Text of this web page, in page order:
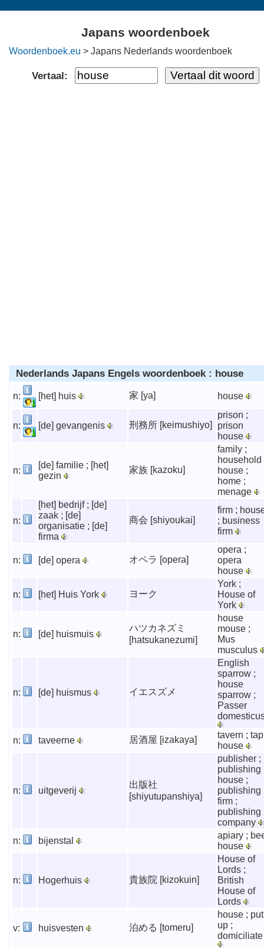
Japans woordenboek
Woordenboek.eu > Japans Nederlands woordenboek
Vertaal:
Nederlands Japans Engels woordenboek : house
n: [het] huis 家 [ya] house
n: [de] gevangenis 刑務所 [keimushiyo]
prison ;
prison
house
n:
[de] familie ; [het]
gezin
家族 [kazoku]
family ;
household
house ;
home ;
menage
n:
[het] bedrijf ; [de]
zaak ; [de]
organisatie ; [de]
firma
商会 [shiyoukai]
firm ;
; business
firm
n: [de] opera オペラ [opera]
opera ;
opera
house
n: [het] Huis York ヨーク
York ;
House of
York
n: [de] huismuis
ハツカネズミ
[hatsukanezumi]
house
mouse ;
Mus
musculus
n: [de] huismus イエスズメ
English
sparrow ;
house
sparrow ;
Passer
n: taveerne 居酒屋 [izakaya]
tavern ; tap
house
n: uitgeverij
出版社
[shiyutupanshiya]
publisher ;
publishing
house ;
publishing
firm ;
publishing
company
n:
bijenstal
apiary ;
house
n: Hogerhuis 貴族院 [kizokuin]
House of
Lords ;
British
House of
Lords
v: huisvesten 泊める [tomeru]
house ; put
up ;
domiciliate